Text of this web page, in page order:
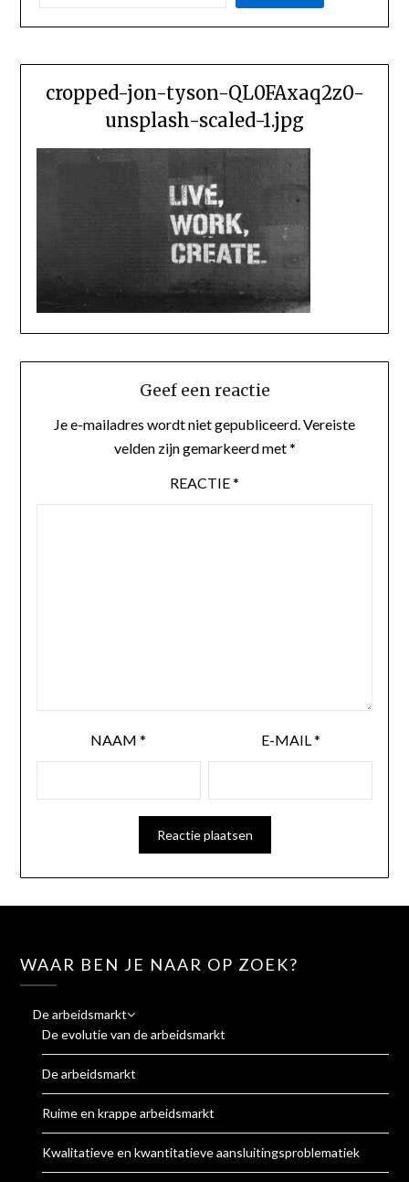
cropped-jon-tyson-QL0FAxaq2z0-
unsplash-scaled-1.jpg
Geef een reactie
Je e-mailadres wordt niet gepubliceerd. Vereiste
velden zijn gemarkeerd met*
REACTIE*
NAAM* E-MAIL *
WAAR BEN JE NAAR OP ZOEK?
De arbeidsmarkt
De evolutie van de arbeidsmarkt
De arbeidsmarkt
Ruime en krappe arbeidsmarkt
Kwalitatieve en kwantitatieve aansluitingsproblematiek